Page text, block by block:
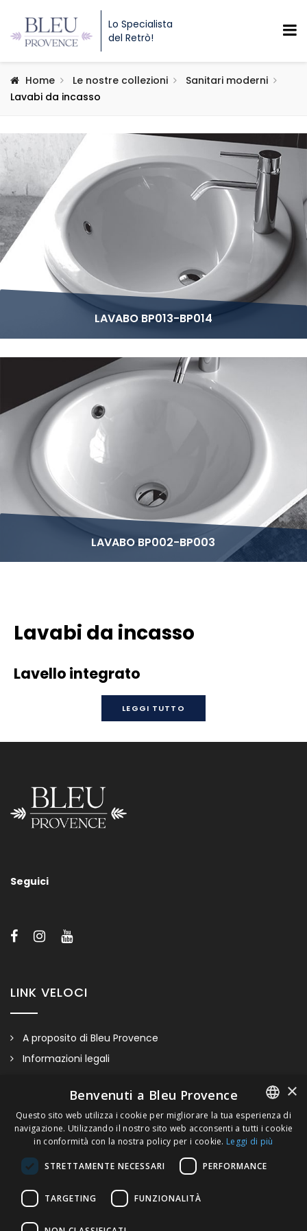
Lo Specialista
del Retrò!
Home Le nostre collezioni
Sanitari moderni
Lavabi da incasso
LAVABO BP013-BP014
LAVABO BP002-BP003
Lavabi da incasso
Lavello integrato
LEGGI TUTTO
Seguici
LINK VELOCI
A proposito di Bleu Provence
Informazioni legali
Visitate il nostro Showroom
FRENCH
×
Benvenuti a Bleu Provence
Questo sito web utilizza i cookie per migliorare la tua esperienza di
navigazione. Utilizzando il nostro sito web acconsenti a tutti i cookie
in conformità con la nostra policy per i cookie. Leggi di più
STRETTAMENTE NECESSARI PERFORMANCE
TARGETING FUNZIONALITÀ